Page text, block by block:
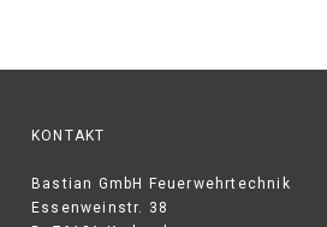
KONTAKT
Bastian GmbH Feuerwehrtechnik
Essenweinstr. 38